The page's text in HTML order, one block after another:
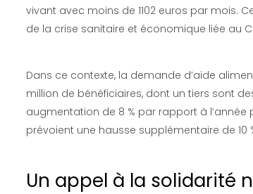
vivant avec moins de 1102 euros par mois.
de la crise sanitaire et économique liée au
Dans ce contexte, la demande d’aide
million de bénéficiaires, dont un tiers sont
augmentation de 8 % par rapport à l’année
prévoient une hausse supplémentaire de 10
Un appel à la solidarité